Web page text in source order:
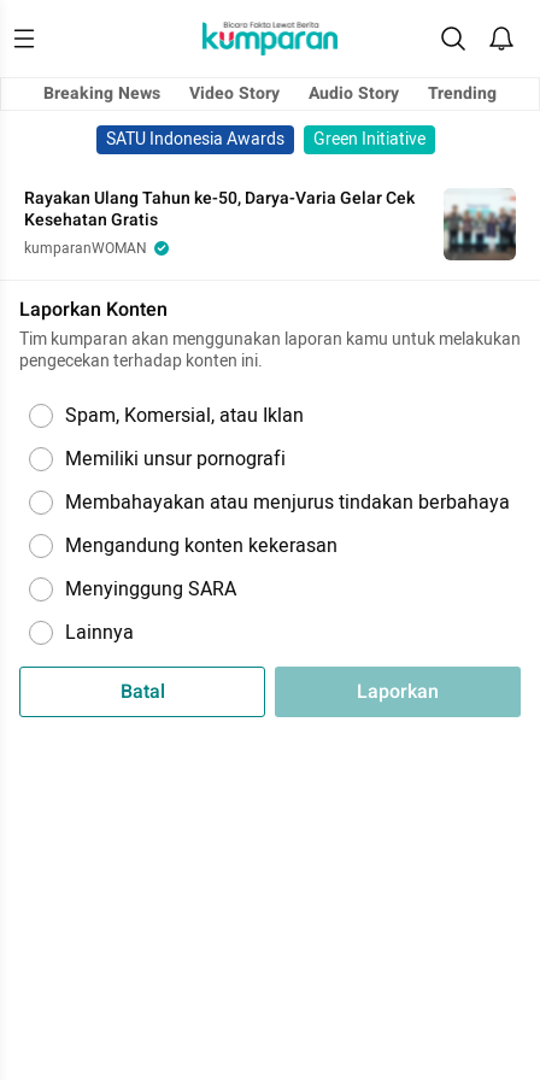
Breaking News Video Story Audio Story
Trending
SATU Indonesia Awards
Green Initiative
Rayakan Ulang Tahun ke-50, Darya-Varia Gelar Cek
Kesehatan Gratis
kumparanWOMAN
Laporkan Konten
Tim kumparan akan menggunakan laporan kamu untuk melakukan
pengecekan terhadap konten ini.
Spam, Komersial, atau Iklan
Memiliki unsur pornografi
Membahayakan atau menjurus tindakan berbahaya
Mengandung konten kekerasan
Menyinggung SARA
Lainnya
Batal Laporkan